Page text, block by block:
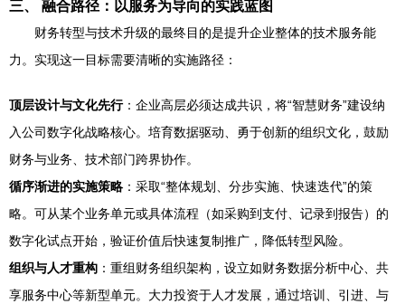
三、 融合路径：以服务为导向的实践蓝图
财务转型与技术升级的最终目的是提升企业整体的技术服务能
力。实现这一目标需要清晰的实施路径：
顶层设计与文化先行：企业高层必须达成共识，将“智慧财务”建设纳
入公司数字化战略核心。培育数据驱动、勇于创新的组织文化，鼓励
财务与业务、技术部门跨界协作。
循序渐进的实施策略 ：采取“整体规划、分步实施、快速迭代”的策
略。可从某个业务单元或具体流程（如采购到支付、记录到报告）的
数字化试点开始，验证价值后快速复制推广，降低转型风险。
组织与人才重构 ：重组财务组织架构，设立如财务数据分析中心、共
享服务中心等新型单元。大力投资于人才发展，通过培训、引进、与